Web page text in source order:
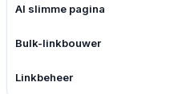
AI slimme pagina
Bulk-linkbouwer
Linkbeheer